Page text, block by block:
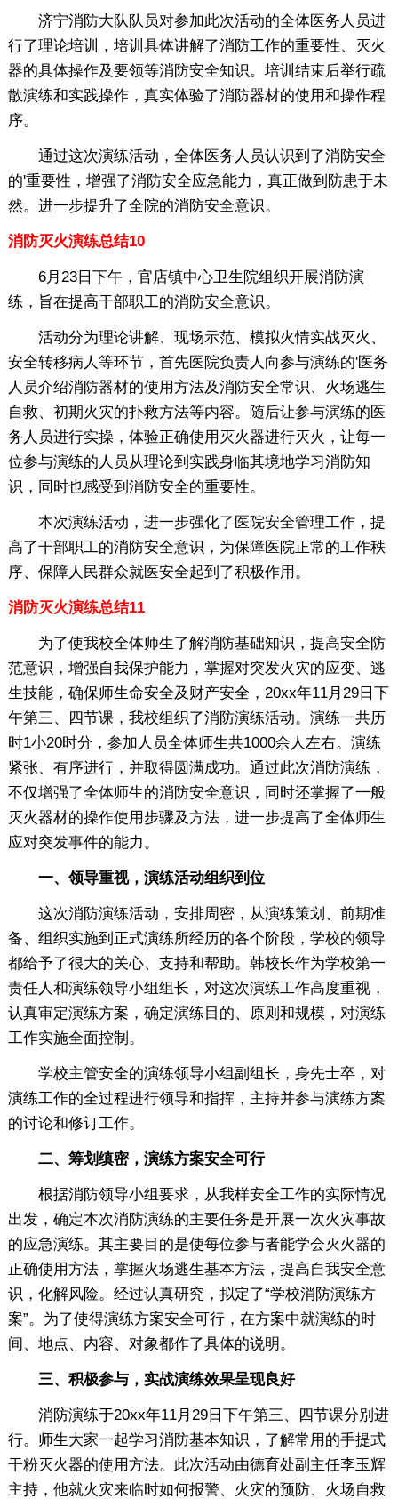
济宁消防大队队员对参加此次活动的全体医务人员进
行了理论培训，培训具体讲解了消防工作的重要性、灭火
器的具体操作及要领等消防安全知识。培训结束后举行疏
散演练和实践操作，真实体验了消防器材的使用和操作程
序。
通过这次演练活动，全体医务人员认识到了消防安全
的'重要性，增强了消防安全应急能力，真正做到防患于未
然。进一步提升了全院的消防安全意识。
消防灭火演练总结10
6月23日下午，官店镇中心卫生院组织开展消防演
练，旨在提高干部职工的消防安全意识。
活动分为理论讲解、现场示范、模拟火情实战灭火、
安全转移病人等环节，首先医院负责人向参与演练的'医务
人员介绍消防器材的使用方法及消防安全常识、火场逃生
自救、初期火灾的扑救方法等内容。随后让参与演练的医
务人员进行实操，体验正确使用灭火器进行灭火，让每一
位参与演练的人员从理论到实践身临其境地学习消防知
识，同时也感受到消防安全的重要性。
本次演练活动，进一步强化了医院安全管理工作，提
高了干部职工的消防安全意识，为保障医院正常的工作秩
序、保障人民群众就医安全起到了积极作用。
消防灭火演练总结11
为了使我校全体师生了解消防基础知识，提高安全防
范意识，增强自我保护能力，掌握对突发火灾的应变、逃
生技能，确保师生命安全及财产安全，20xx年11月29日下
午第三、四节课，我校组织了消防演练活动。演练一共历
时1小20时分，参加人员全体师生共1000余人左右。演练
紧张、有序进行，并取得圆满成功。通过此次消防演练，
不仅增强了全体师生的消防安全意识，同时还掌握了一般
灭火器材的操作使用步骤及方法，进一步提高了全体师生
应对突发事件的能力。
一、领导重视，演练活动组织到位
这次消防演练活动，安排周密，从演练策划、前期准
备、组织实施到正式演练所经历的各个阶段，学校的领导
都给予了很大的关心、支持和帮助。韩校长作为学校第一
责任人和演练领导小组组长，对这次演练工作高度重视，
认真审定演练方案，确定演练目的、原则和规模，对演练
工作实施全面控制。
学校主管安全的演练领导小组副组长，身先士卒，对
演练工作的全过程进行领导和指挥，主持并参与演练方案
的讨论和修订工作。
二、筹划缜密，演练方案安全可行
根据消防领导小组要求，从我样安全工作的实际情况
出发，确定本次消防演练的主要任务是开展一次火灾事故
的应急演练。其主要目的是使每位参与者能学会灭火器的
正确使用方法，掌握火场逃生基本方法，提高自我安全意
识，化解风险。经过认真研究，拟定了“学校消防演练方
案”。为了使得演练方案安全可行，在方案中就演练的时
间、地点、内容、对象都作了具体的说明。
三、积极参与，实战演练效果呈现良好
消防演练于20xx年11月29日下午第三、四节课分别进
行。师生大家一起学习消防基本知识，了解常用的手提式
干粉灭火器的使用方法。此次活动由德育处副主任李玉辉
主持，他就火灾来临时如何报警、火灾的预防、火场自救